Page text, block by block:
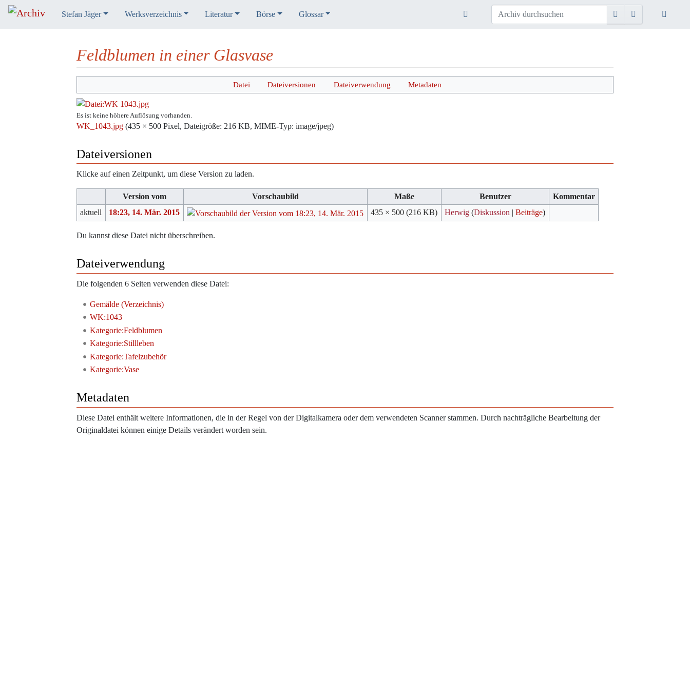
Stefan Jäger Werksverzeichnis Literatur Börse Glossar
Feldblumen in einer Glasvase
Datei Dateiversionen Dateiverwendung Metadaten
Es ist keine höhere Auflösung vorhanden.
WK_1043.jpg (435 × 500 Pixel, Dateigröße: 216 KB, MIME-Typ: image/jpeg)
Dateiversionen
Klicke auf einen Zeitpunkt, um diese Version zu laden.
Version vom Vorschaubild Maße Benutzer
Kommentar
aktuell
18:23, 14. Mär. 2015 435 × 500(216 KB) Herwig (Diskussion |Beiträge)
Du kannst diese Datei nicht überschreiben.
Dateiverwendung
Die folgenden 6 Seiten verwenden diese Datei:
Gemälde (Verzeichnis)
WK:1043
Kategorie:Feldblumen
Kategorie:Stillleben
Kategorie:Tafelzubehör
Kategorie:Vase
Metadaten
Diese Datei enthält weitere Informationen, die in der Regel von der Digitalkamera oder dem verwendeten Scanner stammen. Durch nachträgliche Bearbeitung der
Originaldatei können einige Details verändert worden sein.